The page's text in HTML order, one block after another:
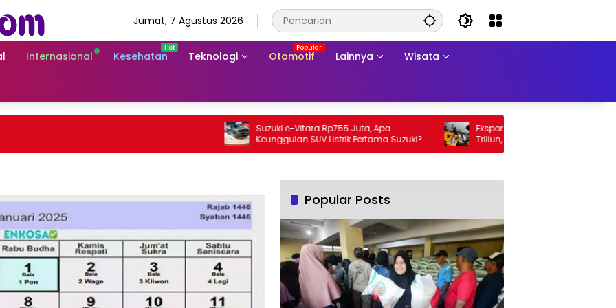
Jumat, 7 Agustus 2026
Internasional Kesehatan Teknologi Otomotif Lainnya Wisata
Suzuki e-Vitara Rp755 Juta, Apa
Keunggulan SUV Listrik Pertama Suzuki?
Ekspor Perikanan 2025 Tembus Rp105
Triliun, AS Jadi Pasar Utama
Popular Posts